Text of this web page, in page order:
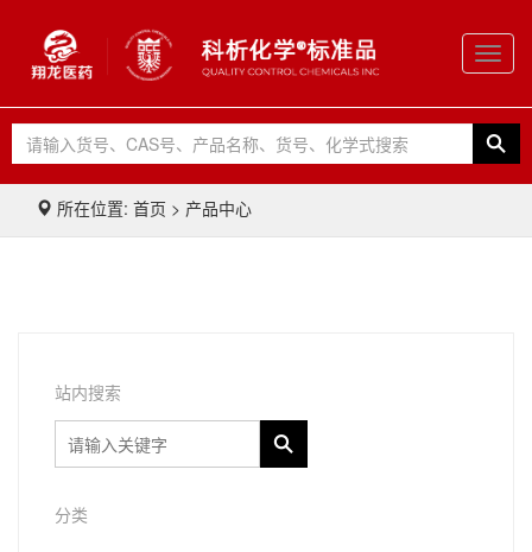
所在位置: 首页 > 产品中心
站内搜索
分类